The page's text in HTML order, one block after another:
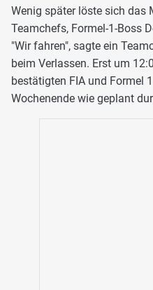
Wenig später löste sich das
Teamchefs, Formel-1-Boss
"Wir fahren", sagte ein
beim Verlassen. Erst um
bestätigten FIA und Formel
Wochenende wie geplant